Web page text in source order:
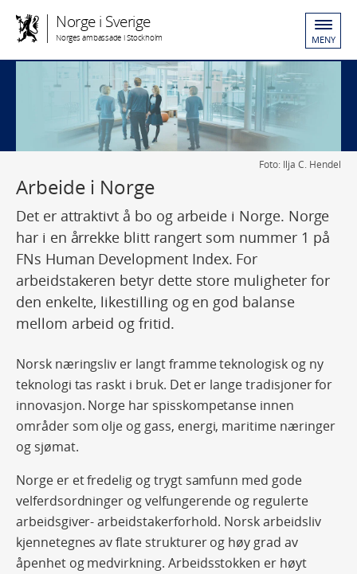
Norge i Sverige
Norges ambassade i Stockholm MENY
Foto: Ilja C. Hendel
Arbeide i Norge
Det er attraktivt å bo og arbeide i Norge. Norge
har i en årrekke blitt rangert som nummer 1 på
FNs Human Development Index. For
arbeidstakeren betyr dette store muligheter for
den enkelte, likestilling og en god balanse
mellom arbeid og fritid.
Norsk næringsliv er langt framme teknologisk og ny
teknologi tas raskt i bruk. Det er lange tradisjoner for
innovasjon. Norge har spisskompetanse innen
områder som olje og gass, energi, maritime næringer
og sjømat.
Norge er et fredelig og trygt samfunn med gode
velferdsordninger og velfungerende og regulerte
arbeidsgiver- arbeidstakerforhold. Norsk arbeidsliv
kjennetegnes av flate strukturer og høy grad av
åpenhet og medvirkning. Arbeidsstokken er høyt